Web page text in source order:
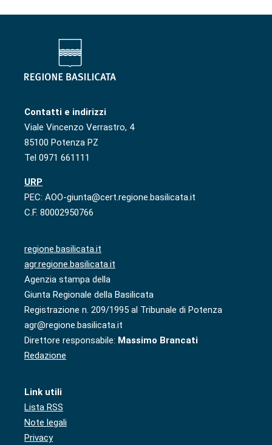
Contatti e indirizzi
Viale Vincenzo Verrastro, 4
85100 Potenza PZ
Tel 0971 661111
URP
PEC: AOO-giunta@cert.regione.basilicata.it
C.F. 80002950766
regione.basilicata.it
agr.regione.basilicata.it
Agenzia stampa della
Giunta Regionale della Basilicata
Registrazione n. 209/1995 al Tribunale di Potenza
agr@regione.basilicata.it
Direttore responsabile: Massimo Brancati
Redazione
Link utili
Lista RSS
Note legali
Privacy